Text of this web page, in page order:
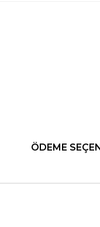
ÖDEME